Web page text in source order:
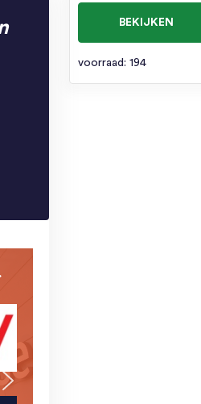
BEKIJKEN
voorraad: 194